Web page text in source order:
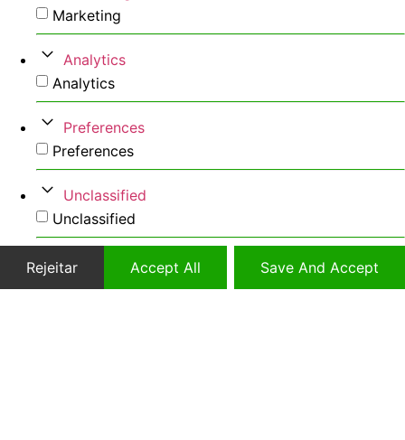
Marketing
Analytics
Analytics
Preferences
Preferences
Unclassified
Unclassified
Rejeitar Accept All Save And Accept